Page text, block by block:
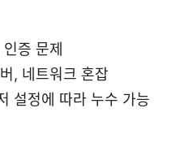
증 문제
, 네트워크 혼잡
설정에 따라 누수 가능